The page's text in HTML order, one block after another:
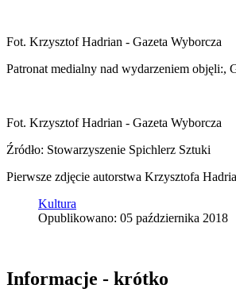
Fot. Krzysztof Hadrian - Gazeta Wyborcza
Patronat medialny nad wydarzeniem objęli:,
Fot. Krzysztof Hadrian - Gazeta Wyborcza
Źródło: Stowarzyszenie Spichlerz Sztuki
Pierwsze zdjęcie autorstwa Krzysztofa
Kultura
Opublikowano: 05 października 2018
Informacje - krótko